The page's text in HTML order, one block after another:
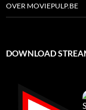
OVER MOVIEPULP.BE
DOWNLOAD